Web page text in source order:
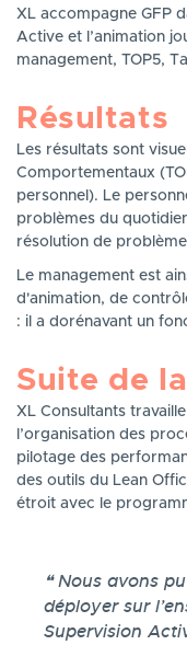
XL accompagne GFP
Active et l’animation
management, TOP5,
Résultats
Les résultats sont
Comportementaux
personnel). Le
problèmes du
résolution de
Le management est
d'animation, de
: il a dorénavant un
Suite de
XL Consultants
l’organisation des
pilotage des
des outils du Lean
étroit avec le
Nous avons
déployer sur
Supervision